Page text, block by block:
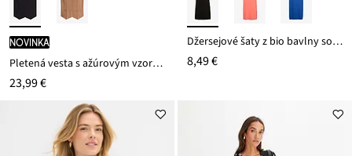
novinka
Pletená vesta s ažúrovým vzorom na chrbáte
23,99 €
Džersejové šaty z bio bavlny so strečom
8,49 €